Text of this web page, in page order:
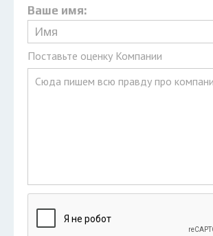
Ваше имя:
Поставьте оценку Компании